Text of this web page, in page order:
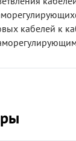
кабелей к